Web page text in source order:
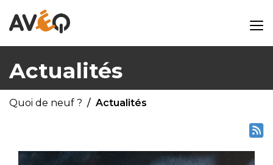
Actualités
Quoi de neuf ? Actualités